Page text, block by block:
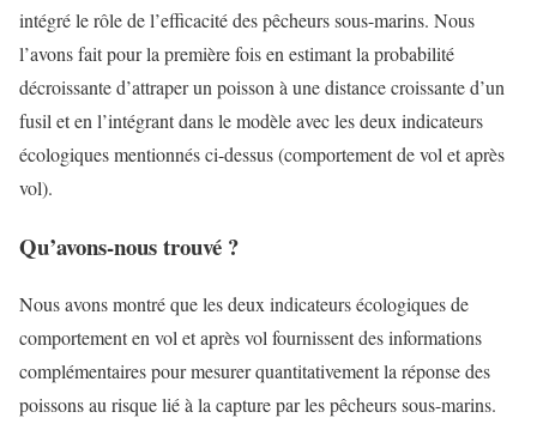
intégré le rôle de l’efficacité des pêcheurs sous-marins. Nous
l’avons fait pour la première fois en estimant la probabilité
décroissante d’attraper un poisson à une distance croissante d’un
fusil et en l’intégrant dans le modèle avec les deux indicateurs
écologiques mentionnés ci-dessus (comportement de vol et après
vol).
Qu’avons-nous trouvé ?
Nous avons montré que les deux indicateurs écologiques de
comportement en vol et après vol fournissent des informations
complémentaires pour mesurer quantitativement la réponse des
poissons au risque lié à la capture par les pêcheurs sous-marins.